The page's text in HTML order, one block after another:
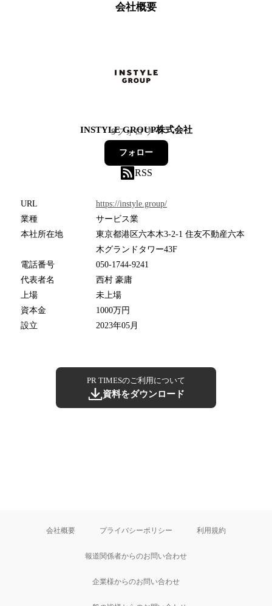
会社概要
INSTYLE GROUP株式会社
9フォロワー
フォロー
RSS
URL
https://instyle.group/
業種
サービス業
本社所在地
東京都港区六本木3-2-1 住友不動産六本
木グランドタワー43F
電話番号
050-1744-9241
代表者名
西村 豪庸
上場
未上場
資本金
1000万円
設立
2023年05月
PR TIMESのご利用について
資料をダウンロード
会社概要 プライバシーポリシー 利用規約
報道関係者からのお問い合わせ
企業様からのお問い合わせ